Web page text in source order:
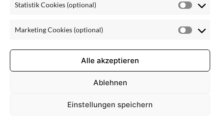
Statistik Cookies (optional)
Marketing Cookies (optional)
Alle akzeptieren
Ablehnen
Einstellungen speichern
Withdraw from contract